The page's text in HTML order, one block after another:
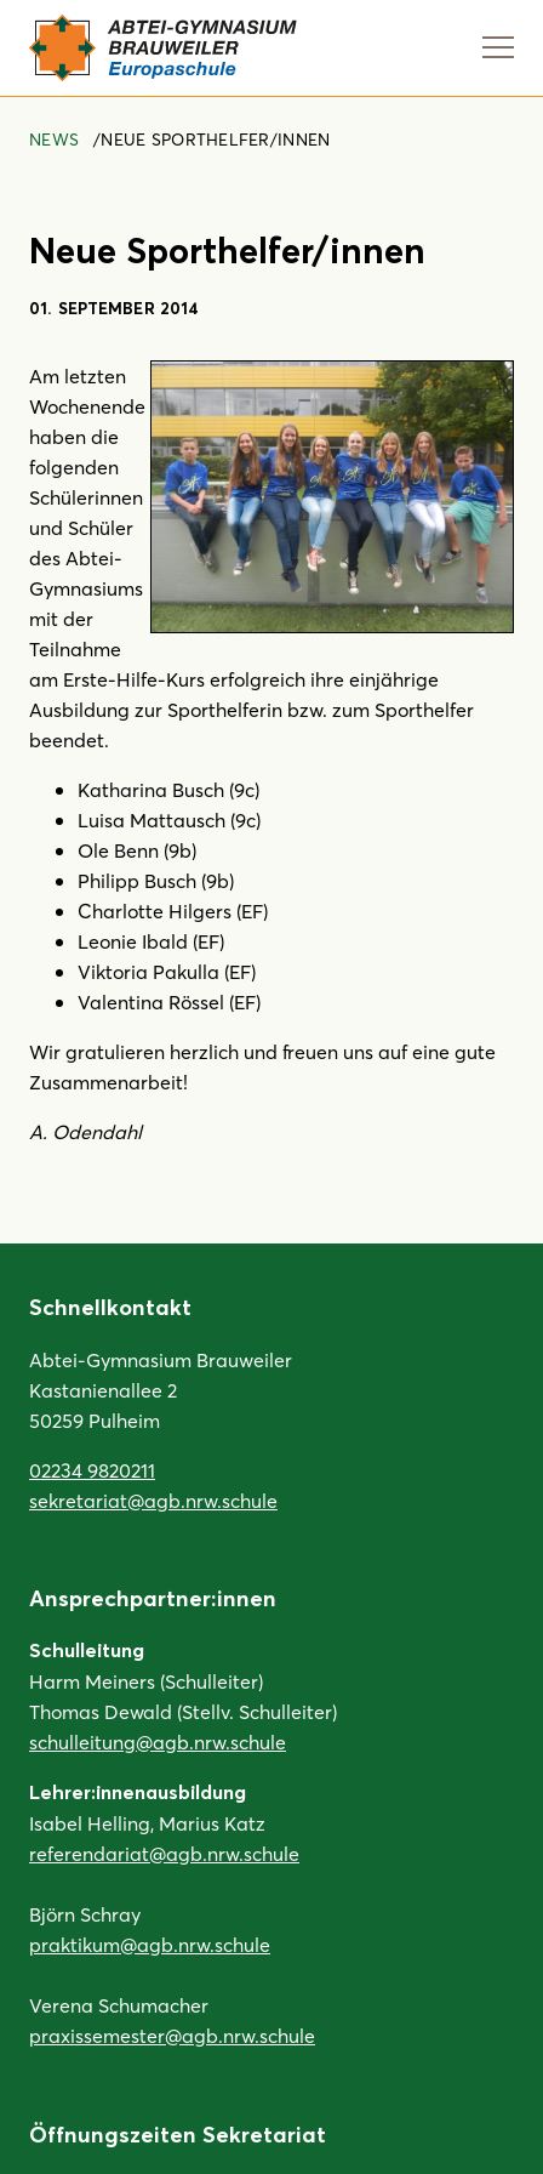
NEWS NEUE SPORTHELFER/INNEN
Neue Sporthelfer/innen
01. SEPTEMBER 2014
Am letzten
Wochenende
haben die
folgenden
Schülerinnen
und Schüler
des Abtei-
Gymnasiums
mit der
Teilnahme
am Erste-Hilfe-Kurs erfolgreich ihre einjährige
Ausbildung zur Sporthelferin bzw. zum Sporthelfer
beendet.
Katharina Busch (9c)
Luisa Mattausch (9c)
Ole Benn (9b)
Philipp Busch (9b)
Charlotte Hilgers (EF)
Leonie Ibald (EF)
Viktoria Pakulla (EF)
Valentina Rössel (EF)
Wir gratulieren herzlich und freuen uns auf eine gute
Zusammenarbeit!
A. Odendahl
Schnellkontakt
Abtei-Gymnasium Brauweiler
Kastanienallee 2
50259 Pulheim
02234 9820211
sekretariat@agb.nrw.schule
Ansprechpartner:innen
Schulleitung
Harm Meiners (Schulleiter)
Thomas Dewald (Stellv. Schulleiter)
schulleitung@agb.nrw.schule
Lehrer:innenausbildung
Isabel Helling, Marius Katz
referendariat@agb.nrw.schule
Björn Schray
praktikum@agb.nrw.schule
Verena Schumacher
praxissemester@agb.nrw.schule
Öffnungszeiten Sekretariat